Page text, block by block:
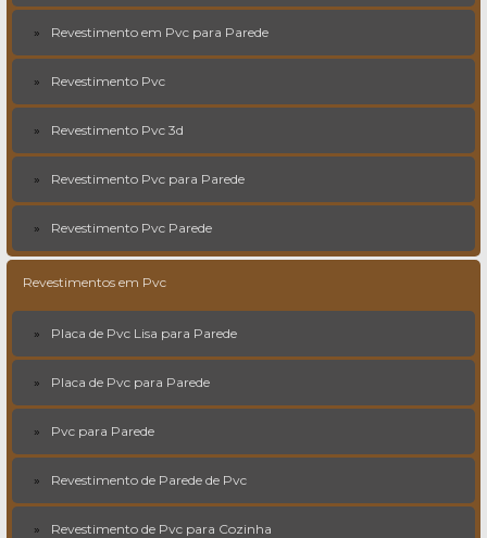
Revestimento em Pvc para Parede
Revestimento Pvc
Revestimento Pvc 3d
Revestimento Pvc para Parede
Revestimento Pvc Parede
Revestimentos em Pvc
Placa de Pvc Lisa para Parede
Placa de Pvc para Parede
Pvc para Parede
Revestimento de Parede de Pvc
Revestimento de Pvc para Cozinha